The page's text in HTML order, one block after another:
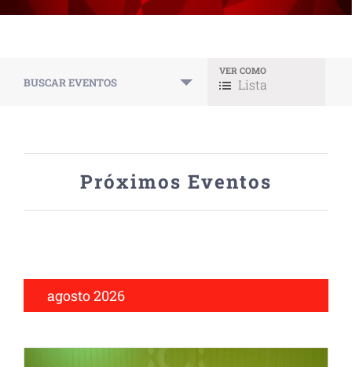
BUSCAR EVENTOS
Navegación
de
Eventos
VER COMO
Lista
Próximos Eventos
agosto 2026